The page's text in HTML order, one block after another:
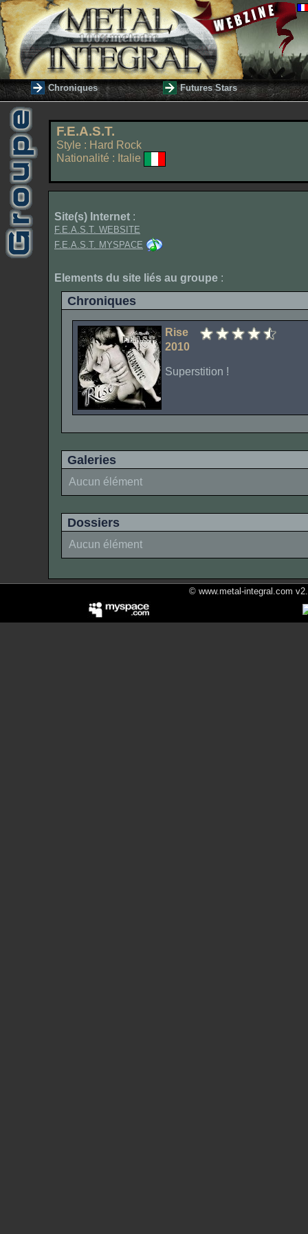
Chroniques Futures Stars
F.E.A.S.T.
Style : Hard Rock
Nationalité : Italie
Site(s) Internet :
F.E.A.S.T. WEBSITE
F.E.A.S.T. MYSPACE
Elements du site liés au groupe :
Chroniques
Rise
2010
Superstition !
Galeries
Aucun élément
Dossiers
Aucun élément
© www.metal-integral.com